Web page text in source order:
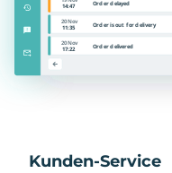
Kunden-Service